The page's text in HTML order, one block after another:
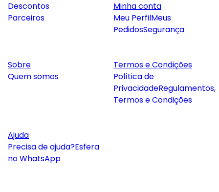
Descontos
Parceiros
Minha conta
Meu PerfilMeus
PedidosSegurança
Sobre
Quem somos
Termos e Condições
Política de
PrivacidadeRegulamentos,
Termos e Condições
Ajuda
Precisa de ajuda?Esfera
no WhatsApp